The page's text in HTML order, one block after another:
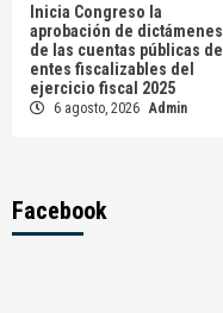
Inicia Congreso la
aprobación de dictámenes
de las cuentas públicas de
entes fiscalizables del
ejercicio fiscal 2025
6 agosto, 2026 Admin
Facebook